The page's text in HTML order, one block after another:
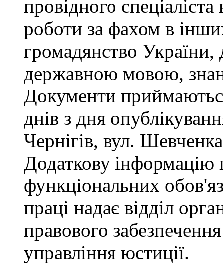
провідного
роботи за фахом в
громадянство України,
державною мовою,
Документи
днів з дня
Чернігів, вул.
Додаткову
функціональних
праці надає відділ
правового
управління юстиції.